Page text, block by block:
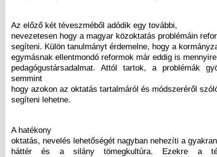
Az előző két téveszméből adódik egy további,
nevezetesen hogy a magyar közoktatás problémáin
segíteni. Külön tanulmányt érdemelne, hogy a
egymásnak ellentmondó reformok már eddig is
pedagógustársadalmat. Attól tartok, a problémák
semmint
hogy azokon az oktatás tartalmáról és módszeréről
segíteni lehetne.
A hatékony
oktatás, nevelés lehetőségét nagyban nehezíti a
háttér és a silány tömegkultúra. Ezekre a